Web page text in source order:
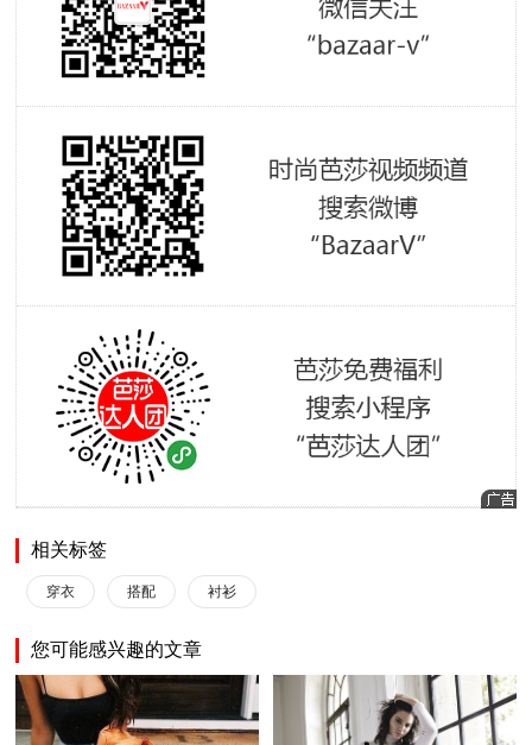
相关标签
穿衣 搭配 衬衫
您可能感兴趣的文章